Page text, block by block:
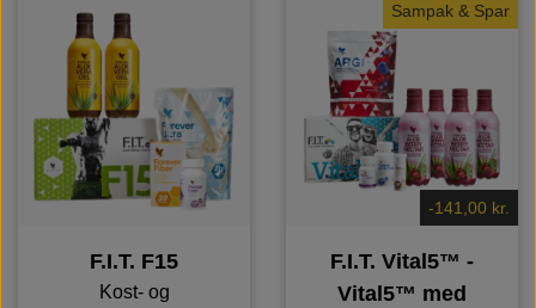
F.I.T. F15
Kost- og
Sampak & Spar
-141,00 kr.
F.I.T. Vital5™ -
Vital5™ med